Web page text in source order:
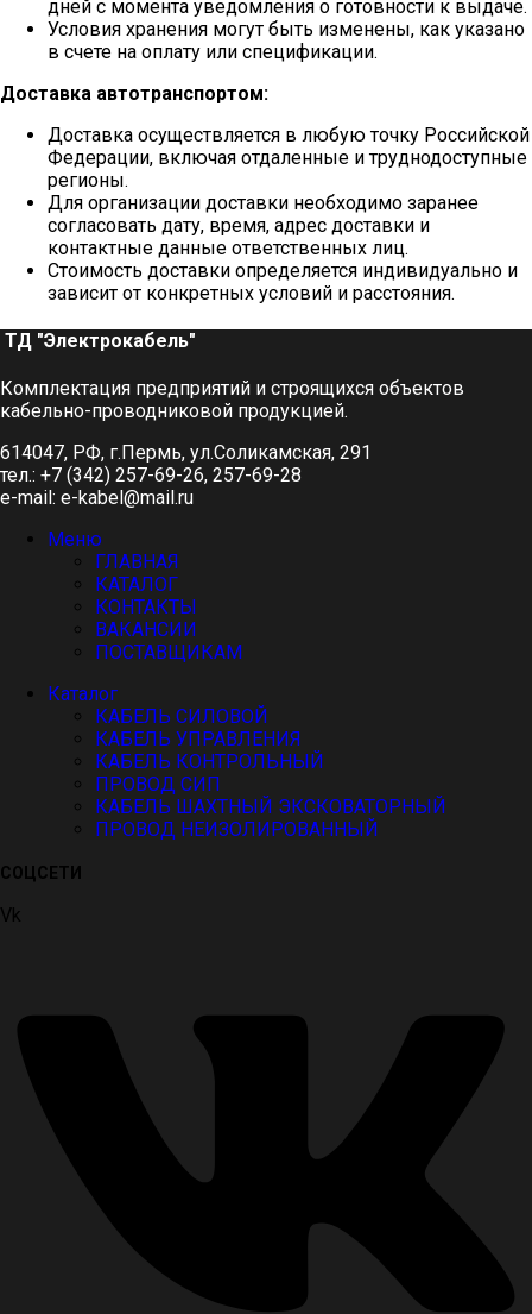
дней с момента уведомления о готовности к выдаче.
Условия хранения могут быть изменены, как указано
в счете на оплату или спецификации.
Доставка автотранспортом:
Доставка осуществляется в любую точку Российской
Федерации, включая отдаленные и труднодоступные
регионы.
Для организации доставки необходимо заранее
согласовать дату, время, адрес доставки и
контактные данные ответственных лиц.
Стоимость доставки определяется индивидуально и
зависит от конкретных условий и расстояния.
ТД "Электрокабель"​
Комплектация предприятий и строящихся объектов
кабельно-проводниковой продукцией.
614047, РФ, г.Пермь, ул.Соликамская, 291
тел.: +7 (342) 257-69-26, 257-69-28
e-mail: e-kabel@mail.ru
Меню
ГЛАВНАЯ
КАТАЛОГ
КОНТАКТЫ
ВАКАНСИИ
ПОСТАВЩИКАМ
Каталог
КАБЕЛЬ СИЛОВОЙ
КАБЕЛЬ УПРАВЛЕНИЯ
КАБЕЛЬ КОНТРОЛЬНЫЙ
ПРОВОД СИП
КАБЕЛЬ ШАХТНЫЙ ЭКСКОВАТОРНЫЙ
ПРОВОД НЕИЗОЛИРОВАННЫЙ
СОЦСЕТИ
Vk